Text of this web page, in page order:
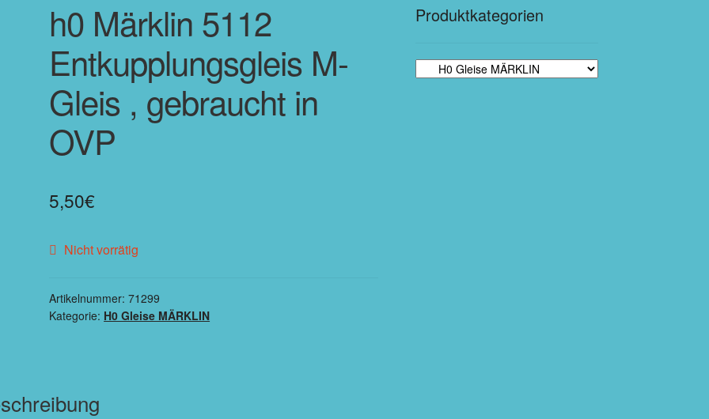
h0 Märklin 5112
Entkupplungsgleis M-
Gleis , gebraucht in
OVP
5,50€
Nicht vorrätig
Artikelnummer:71299
Kategorie: H0 Gleise MÄRKLIN
Produktkategorien